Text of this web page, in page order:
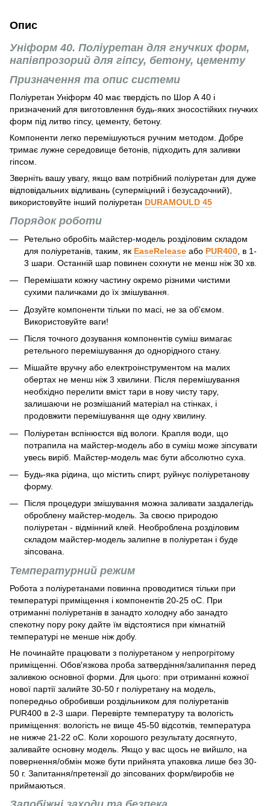
Опис
Уніформ 40. Поліуретан для гнучких форм,
напівпрозорий для гіпсу, бетону, цементу
Призначення та опис системи
Поліуретан Уніформ 40 має твердість по Шор А 40 і
призначений для виготовлення будь-яких зносостійких гнучких
форм під литво гіпсу, цементу, бетону.
Компоненти легко перемішуються ручним методом. Добре
тримає лужне середовище бетонів, підходить для заливки
гіпсом.
Зверніть вашу увагу, якщо вам потрібний поліуретан для дуже
відповідальних відливань (суперміцний і безусадочний),
використовуйте інший поліуретан DURAMOULD 45
Порядок роботи
Ретельно обробіть майстер-модель розділовим складом
для поліуретанів, таким, як EaseRelease або PUR400 , в 1-
3 шари. Останній шар повинен сохнути не менш ніж 30 хв.
Перемішати кожну частину окремо різними чистими
сухими паличками до їх змішування.
Дозуйте компоненти тільки по масі, не за об'ємом.
Використовуйте ваги!
Після точного дозування компонентів суміш вимагає
ретельного перемішування до однорідного стану.
Мішайте вручну або електроінструментом на малих
обертах не менш ніж 3 хвилини. Після перемішування
необхідно перелити вміст тари в нову чисту тару,
залишаючи не розмішаний матеріал на стінках, і
продовжити перемішування ще одну хвилину.
Поліуретан вспінюєтся від вологи. Крапля води, що
потрапила на майстер-модель або в суміш може зіпсувати
увесь виріб. Майстер-модель має бути абсолютно суха.
Будь-яка рідина, що містить спирт, руйнує поліуретанову
форму.
Після процедури змішування можна заливати заздалегідь
оброблену майстер-модель. За своєю природою
поліуретан - відмінний клей. Необроблена розділовим
складом майстер-модель залипне в поліуретан і буде
зіпсована.
Температурний режим
Робота з поліуретанами повинна проводитися тільки при
температурі приміщення і компонентів 20-25 оС. При
отриманні поліуретанів в занадто холодну або занадто
спекотну пору року дайте їм відстоятися при кімнатній
температурі не менше ніж добу.
Не починайте працювати з поліуретаном у непрогрітому
приміщенні. Обов'язкова проба затвердіння/залипання перед
заливкою основної форми. Для цього: при отриманні кожної
нової партії залийте 30-50 г поліуретану на модель,
попередньо обробивши роздільником для поліуретанів
PUR400 в 2-3 шари. Перевірте температуру та вологість
приміщення: вологість не вище 45-50 відсотків, температура
не нижче 21-22 оС. Коли хорошого результату досягнуто,
заливайте основну модель. Якщо у вас щось не вийшло, на
повернення/обмін може бути прийнята упаковка лише без 30-
50 г. Запитання/претензії до зіпсованих форм/виробів не
приймаються.